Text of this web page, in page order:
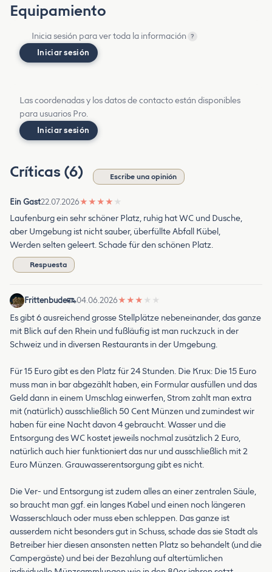
Equipamiento
Inicia sesión para ver toda la información ?
Iniciar sesión
Las coordenadas y los datos de contacto están disponibles
para usuarios Pro.
Iniciar sesión
Críticas (6) Escribe una opinión
Ein Gast22.07.2026★ ★ ★ ★ ★
Laufenburg ein sehr schöner Platz, ruhig hat WC und Dusche,
aber Umgebung ist nicht sauber, überfüllte Abfall Kübel,
Werden selten geleert. Schade für den schönen Platz.
Respuesta
Frittenbude 04.06.2026★ ★ ★ ★ ★
Es gibt 6 ausreichend grosse Stellplätze nebeneinander, das ganze
mit Blick auf den Rhein und fußläufig ist man ruckzuck in der
Schweiz und in diversen Restaurants in der Umgebung.
Für 15 Euro gibt es den Platz für 24 Stunden. Die Krux: Die 15 Euro
muss man in bar abgezählt haben, ein Formular ausfüllen und das
Geld dann in einem Umschlag einwerfen, Strom zahlt man extra
mit (natürlich) ausschließlich 50 Cent Münzen und zumindest wir
haben für eine Nacht davon 4 gebraucht. Wasser und die
Entsorgung des WC kostet jeweils nochmal zusätzlich 2 Euro,
natürlich auch hier funktioniert das nur und ausschließlich mit 2
Euro Münzen. Grauwasserentsorgung gibt es nicht.
Die Ver- und Entsorgung ist zudem alles an einer zentralen Säule,
so braucht man ggf. ein langes Kabel und einen noch längeren
Wasserschlauch oder muss eben schleppen. Das ganze ist
ausserdem nicht besonders gut in Schuss, schade das sie Stadt als
Betreiber hier diesen ansonsten netten Platz so behandelt (und die
Campergäste) und bei der Bezahlung auf altertümlichen